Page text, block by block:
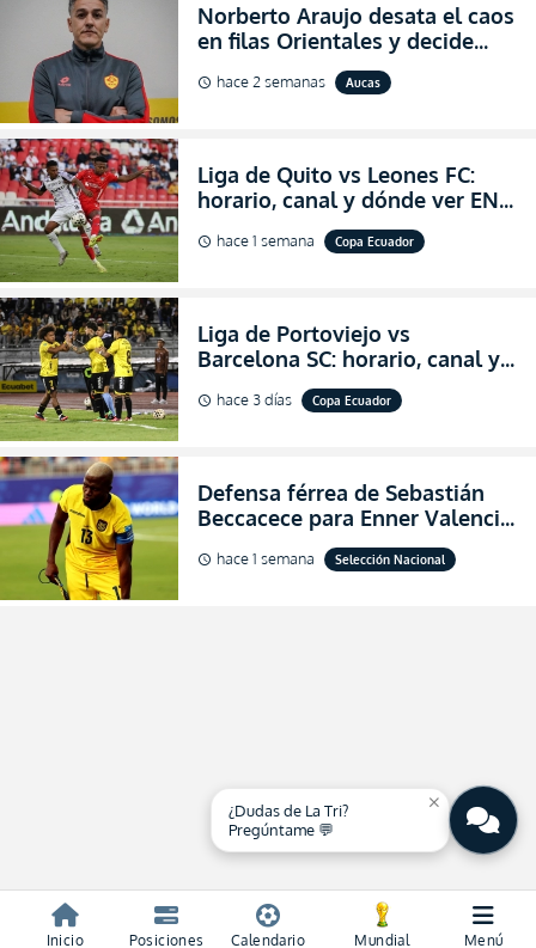
Norberto Araujo desata el caos
en filas Orientales y decide
abandonar la dirección técnica
de Aucas
schedule hace 2 semanas Aucas
Liga de Quito vs Leones FC:
horario, canal y dónde ver EN
VIVO los octavos de final de la
Copa Ecuador 2026
schedule hace 1 semana Copa Ecuador
Liga de Portoviejo vs
Barcelona SC: horario, canal y
dónde ver EN VIVO los octavos
de final de la Copa Ecuador
schedule hace 3 días Copa Ecuador
Defensa férrea de Sebastián
Beccacece para Enner Valencia
al indicar que era el hombre
indicado para Ecuador
schedule hace 1 semana Selección Nacional
Inicio Posiciones Calendario Mundial Menú
close
¿Dudas de La Tri?
Pregúntame 💬